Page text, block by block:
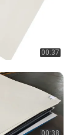
00:37
00:38